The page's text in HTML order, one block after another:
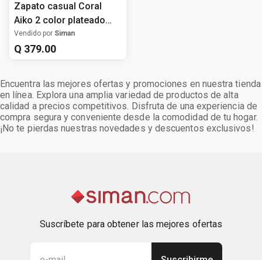
Zapato casual Coral
Aiko 2 color plateado
(glitter) para mujer
Vendido por Siman
Q 379.00
Encuentra las mejores ofertas y promociones en nuestra tienda
en línea. Explora una amplia variedad de productos de alta
calidad a precios competitivos. Disfruta de una experiencia de
compra segura y conveniente desde la comodidad de tu hogar.
¡No te pierdas nuestras novedades y descuentos exclusivos!
Suscríbete para obtener las mejores ofertas